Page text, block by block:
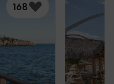
168